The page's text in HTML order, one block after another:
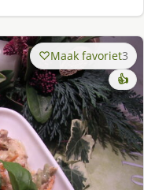
Maak favoriet3
👍